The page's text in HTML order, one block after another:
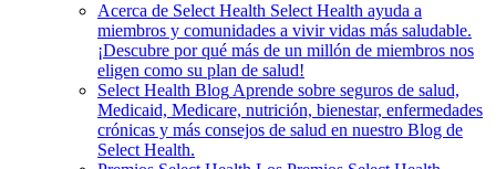
Acerca de Select Health Select Health ayuda a
miembros y comunidades a vivir vidas más saludable.
¡Descubre por qué más de un millón de miembros nos
eligen como su plan de salud!
Select Health Blog Aprende sobre seguros de salud,
Medicaid, Medicare, nutrición, bienestar, enfermedades
crónicas y más consejos de salud en nuestro Blog de
Select Health.